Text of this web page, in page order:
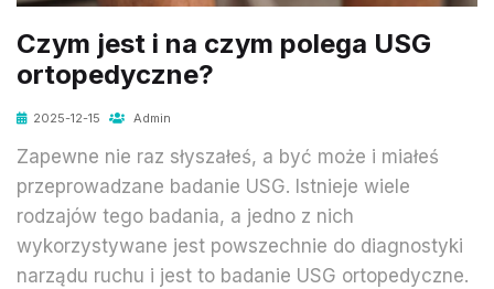
Czym jest i na czym polega USG
ortopedyczne?
2025-12-15 Admin
Zapewne nie raz słyszałeś, a być może i miałeś
przeprowadzane badanie USG. Istnieje wiele
rodzajów tego badania, a jedno z nich
wykorzystywane jest powszechnie do diagnostyki
narządu ruchu i jest to badanie USG ortopedyczne.